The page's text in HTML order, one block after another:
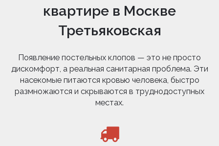
квартире в Москве
Третьяковская
Появление постельных клопов — это не просто
дискомфорт, а реальная санитарная проблема. Эти
насекомые питаются кровью человека, быстро
размножаются и скрываются в труднодоступных
местах.